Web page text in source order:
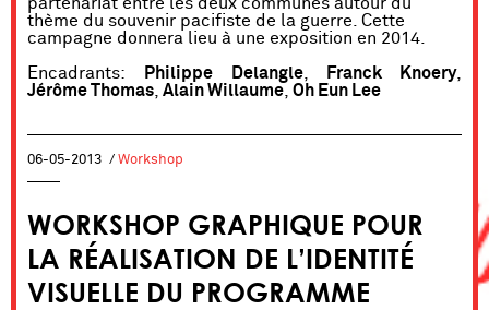
thème du souvenir pacifiste de la guerre. Cette
campagne donnera lieu à une exposition en 2014.
Encadrants:
Philippe Delangle, Franck Knoery,
Jérôme Thomas Alain Willaume Oh Eun Lee
06-05-2013 / Workshop
WORKSHOP GRAPHIQUE POUR
LA RÉALISATION DE L’IDENTITÉ
VISUELLE DU PROGRAMME